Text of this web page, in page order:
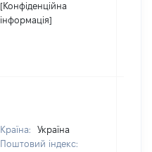
[Конфіденційна
інформація]
Країна:
Україна
Поштовий індекс: